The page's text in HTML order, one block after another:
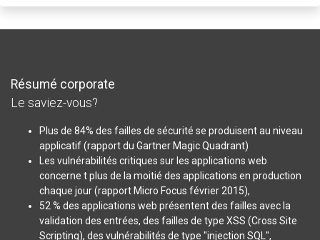
Résumé corporate
Le saviez-vous?
Plus de 84% des failles de sécurité se produisent au niveau
applicatif (rapport du Gartner Magic Quadrant)
Les vulnérabilités critiques sur les applications web
concerne t plus de la moitié des applications en production
chaque jour (rapport Micro Focus février 2015),
52 % des applications web présentent des failles avec la
validation des entrées, des failles de type XSS (Cross Site
Scripting), des vulnérabilités de type "injection SQL",